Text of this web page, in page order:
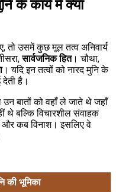
के कार्य में क्या
तो उसमें कुछ मूल तत्व अनिवार्य
सार्वजनिक हित। चौथा,
। यदि इन तत्वों को नारद मुनि के
है।
बातों को वहाँ ले जाते थे जहाँ
थे बल्कि विचारशील संवाहक
कब विनाश। इसलिए वे
की भूमिका